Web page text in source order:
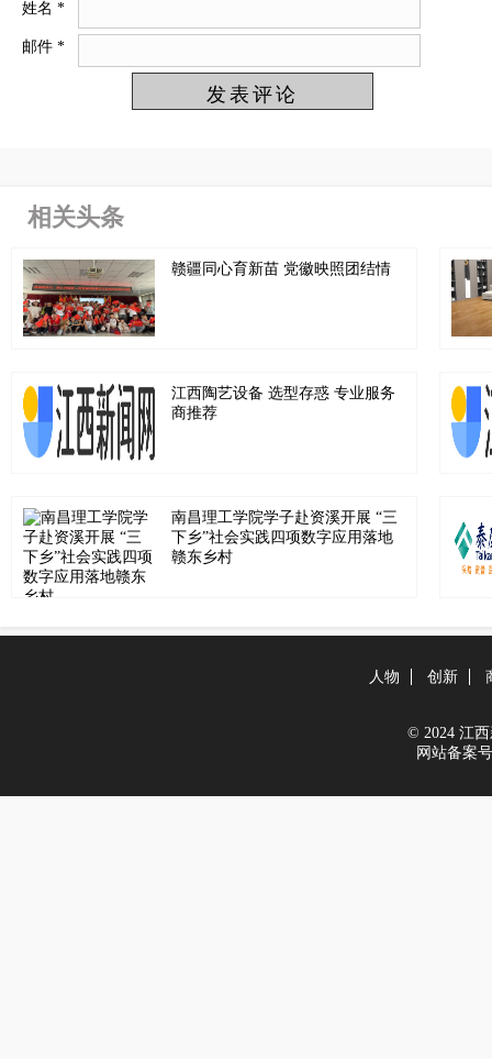
姓名 *
邮件 *
相关头条
赣疆同心育新苗 党徽映照团结情
江西陶艺设备 选型存惑 专业服务
商推荐
南昌理工学院学子赴资溪开展 “三
下乡”社会实践四项数字应用落地
赣东乡村
人物 创新
© 2024 江西
网站备案